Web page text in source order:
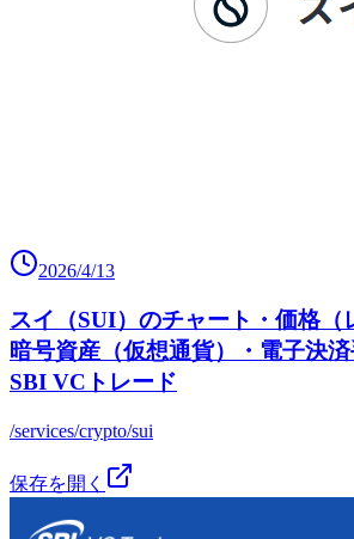
2026/4/13
スイ（SUI）のチャート・価格（
暗号資産（仮想通貨）・電子決済
SBI VCトレード
/services/crypto/sui
保存を開く